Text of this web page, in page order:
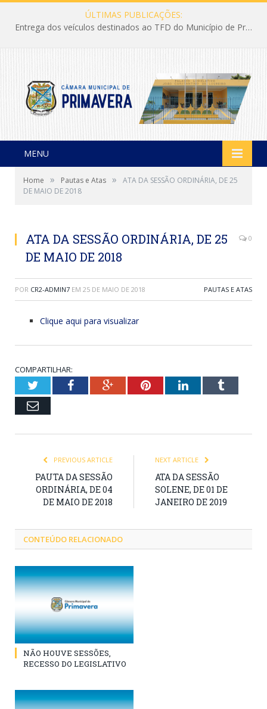
ÚLTIMAS PUBLICAÇÕES:
Entrega dos veículos destinados ao TFD do Município de Primavera
MENU
Home » Pautas e Atas »
ATA DA SESSÃO ORDINÁRIA, DE 25
DE MAIO DE 2018
ATA DA SESSÃO ORDINÁRIA, DE 25
DE MAIO DE 2018
0
POR CR2-ADMIN7 EM 25 DE MAIO DE 2018 PAUTAS E ATAS
Clique aqui para visualizar
COMPARTILHAR:
TwitterFacebookGoogle+PinterestLinkedInTumblr
Email
PREVIOUS ARTICLE
PAUTA DA SESSÃO
ORDINÁRIA, DE 04
DE MAIO DE 2018
NEXT ARTICLE
ATA DA SESSÃO
SOLENE, DE 01 DE
JANEIRO DE 2019
CONTEÚDO RELACIONADO
NÃO HOUVE SESSÕES,
RECESSO DO LEGISLATIVO